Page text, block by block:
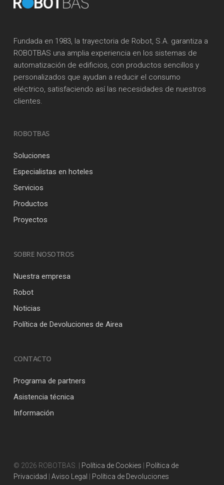
Fundada en 1983, la trayectoria de Robot, S.A. garantiza a
ROBOTBAS una amplia experiencia en los sistemas de
automatización de edificios, con productos sencillos y
personalizados que ayudan a reducir el consumo
eléctrico, satisfaciendo así las necesidades de nuestros
clientes.
ROBOTBAS
Soluciones
Especialistas en hoteles
Servicios
Productos
Proyectos
SOBRE NOSOTROS
Nuestra empresa
Robot
Noticias
Política de Devoluciones de Airea
CONTACTO
Programa de partners
Asistencia técnica
Información
© 2026 ROBOTBAS. | Política de Cookies
Política de
Privacidad
Aviso Legal Política de Devoluciones